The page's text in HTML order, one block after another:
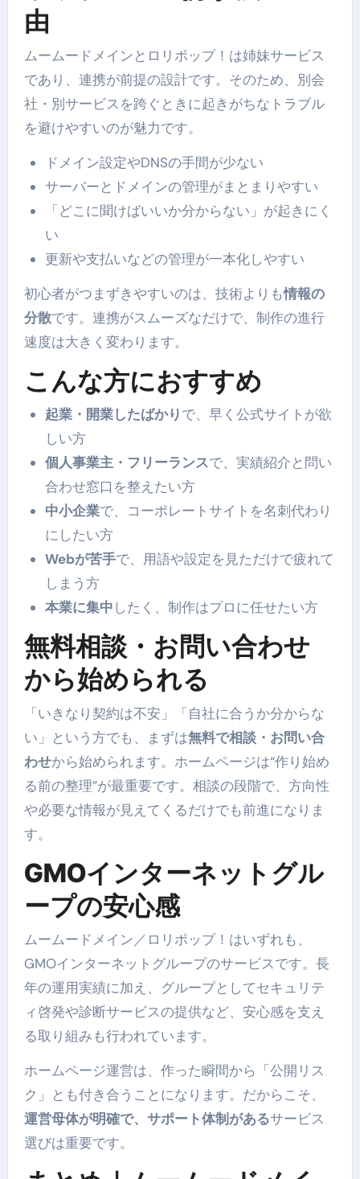
由
ムームードメインとロリポップ！は姉妹サービス
であり、連携が前提の設計です。そのため、別会
社・別サービスを跨ぐときに起きがちなトラブル
を避けやすいのが魅力です。
ドメイン設定やDNSの手間が少ない
サーバーとドメインの管理がまとまりやすい
「どこに聞けばいいか分からない」が起きにく
い
更新や支払いなどの管理が一本化しやすい
初心者がつまずきやすいのは、技術よりも情報の
分散です。連携がスムーズなだけで、制作の進行
速度は大きく変わります。
こんな方におすすめ
起業・開業したばかりで、早く公式サイトが欲
しい方
個人事業主・フリーランスで、実績紹介と問い
合わせ窓口を整えたい方
中小企業で、コーポレートサイトを名刺代わり
にしたい方
Webが苦手で、用語や設定を見ただけで疲れて
しまう方
本業に集中したく、制作はプロに任せたい方
無料相談・お問い合わせ
から始められる
「いきなり契約は不安」「自社に合うか分からな
い」という方でも、まずは無料で相談・お問い合
わせから始められます。ホームページは“作り始め
る前の整理”が最重要です。相談の段階で、方向性
や必要な情報が見えてくるだけでも前進になりま
す。
GMOインターネットグル
ープの安心感
ムームードメイン／ロリポップ！はいずれも、
GMOインターネットグループのサービスです。長
年の運用実績に加え、グループとしてセキュリテ
ィ啓発や診断サービスの提供など、安心感を支え
る取り組みも行われています。
ホームページ運営は、作った瞬間から「公開リス
ク」とも付き合うことになります。だからこそ、
運営母体が明確で、サポート体制があるサービス
選びは重要です。